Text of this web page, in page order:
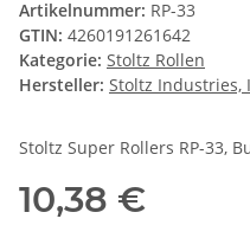
Artikelnummer: RP-33
GTIN: 4260191261642
Kategorie: Stoltz Rollen
Hersteller: Stoltz Industries,
Stoltz Super Rollers RP-33,
10,38 €